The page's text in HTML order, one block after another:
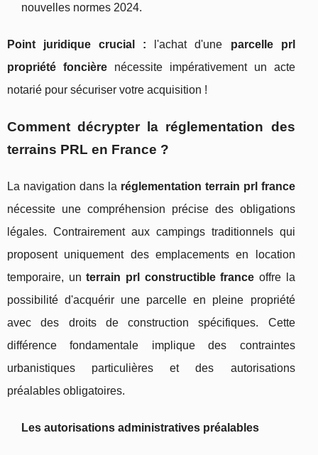
nouvelles normes 2024.
Point juridique crucial : l'achat d'une parcelle prl
propriété foncièrenécessite impérativement un acte
notarié pour sécuriser votre acquisition !
Comment décrypter la réglementation des
terrains PRL en France ?
La navigation dans la réglementation terrain prl france
nécessite une compréhension précise des obligations
légales. Contrairement aux campings traditionnels qui
proposent uniquement des emplacements en location
temporaire, unterrain prl constructible france offre la
possibilité d'acquérir une parcelle en pleine propriété
avec des droits de construction spécifiques. Cette
différence fondamentale implique des contraintes
urbanistiques particulières et des autorisations
préalables obligatoires.
Les autorisations administratives préalables